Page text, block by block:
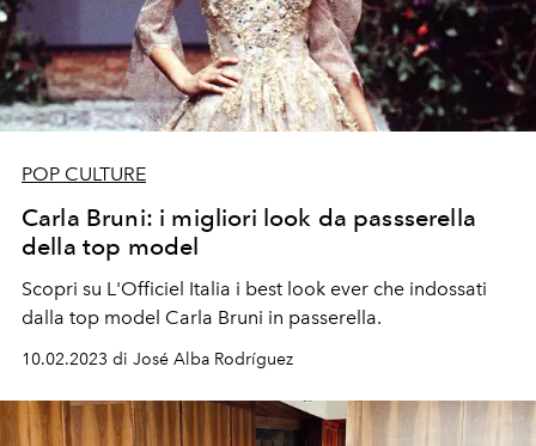
POP CULTURE
Carla Bruni: i migliori look da passserella
della top model
Scopri su L'Officiel Italia i best look ever che indossati
dalla top model Carla Bruni in passerella.
10.02.2023 di José Alba Rodríguez